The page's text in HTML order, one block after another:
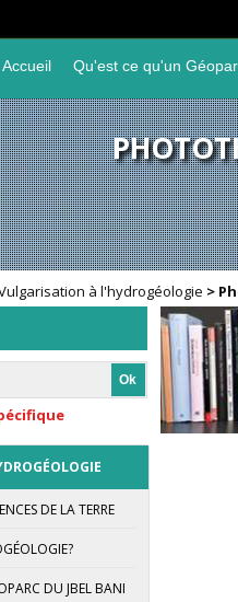
Accueil Qu'est ce qu'un
à l'hydrogéologie >
DE LA TERRE
DU JBEL BANI